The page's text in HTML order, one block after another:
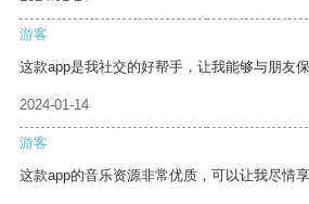
游客
这款app是我社交的好帮手，让我能够与朋友
2024-01-14
游客
这款app的音乐资源非常优质，可以让我尽情享